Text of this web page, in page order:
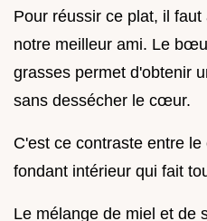
Pour réussir ce plat, il
notre meilleur ami. Le
grasses permet d'obtenir
sans dessécher le cœur.
C'est ce contraste entre
fondant intérieur qui fait
Le mélange de miel et de